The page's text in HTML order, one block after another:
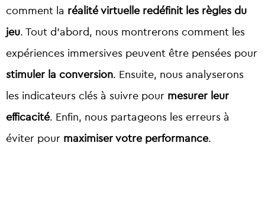
comment la réalité virtuelle redéfinit les règles du
jeu. Tout d’abord, nous montrerons comment les
expériences immersives peuvent être pensées pour
stimuler la conversion. Ensuite, nous analyserons
les indicateurs clés à suivre pour mesurer leur
efficacité. Enfin, nous partageons les erreurs à
éviter pour maximiser votre performance.